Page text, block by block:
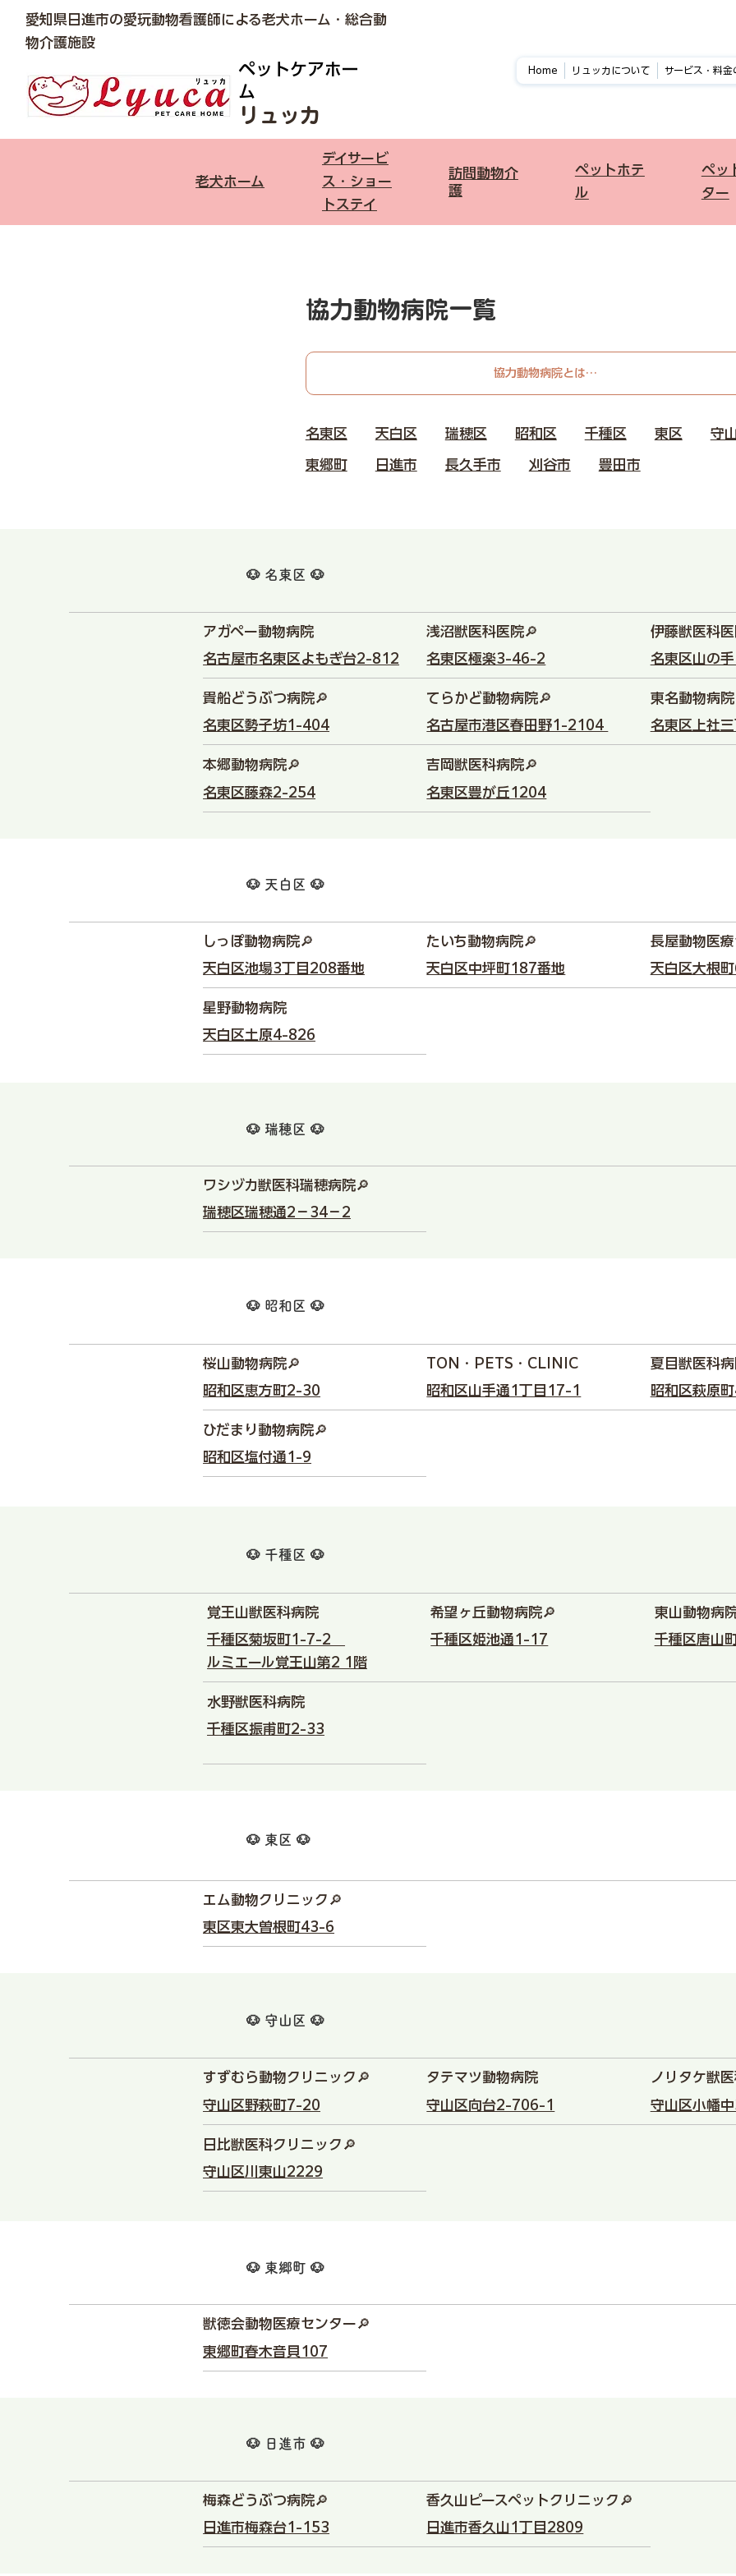
愛知県日進市の愛玩動物看護師による老犬ホーム・総合動
物介護施設
ペットケアホー
ム
リュッカ​
Home リュッカについて サービス・料金
協力動物病院一覧
協力動物病院とは…
名東区 天白区 瑞穂区 昭和区 千種区 東区 守
東郷町 日進市 長久手市 刈谷市 豊田市
🐶 名東区 🐶
アガペー動物病院
名古屋市名東区よもぎ台2-812
浅沼獣医科医院🔎
名東区極楽3-46-2
伊藤獣医科
名東区山の
貴船どうぶつ病院🔎
名東区勢子坊1-404
てらかど動物病院🔎
名古屋市港区春田野1-2104
東名動物病院
名東区上社
本郷動物病院🔎
名東区藤森2-254
吉岡獣医科病院🔎
名東区豊が丘1204
🐶 天白区 🐶
しっぽ動物病院🔎
天白区池場3丁目208番地
たいち動物病院🔎
天白区中坪町187番地
長屋動物医
天白区大根
星野動物病院
天白区土原4-826
🐶 瑞穂区 🐶
ワシヅカ獣医科瑞穂病院🔎
瑞穂区瑞穂通2−34−2
🐶 昭和区 🐶
桜山動物病院🔎
昭和区恵方町2-30
TON・PETS・CLINIC
昭和区山手通1丁目17-1
夏目獣医科病
昭和区萩原
ひだまり動物病院🔎
昭和区塩付通1-9
🐶 千種区 🐶
覚王山獣医科病院
千種区菊坂町1-7-2
ルミエール覚王山第2 1階
希望ヶ丘動物病院🔎
千種区姫池通1-17
東山動物病
千種区唐山
水野獣医科病院
千種区振甫町2-33
🐶 東区 🐶
エム動物クリニック🔎
東区東大曽根町43-6
🐶 守山区 🐶
すずむら動物クリニック🔎
守山区野萩町7-20
タテマツ動物病院
守山区向台2-706-1
ノリタケ獣
守山区小幡
日比獣医科クリニック🔎
守山区川東山2229
🐶 東郷町 🐶
獣徳会動物医療センター🔎
東郷町春木音貝107
🐶 日進市 🐶
梅森どうぶつ病院🔎
日進市梅森台1-153
香久山ピースペットクリニック🔎
日進市香久山1丁目2809
老犬ホーム
デイサービ
ス・ショー
トステイ
​訪問動物介
護
ペットホテ
ル
ペッ
ター